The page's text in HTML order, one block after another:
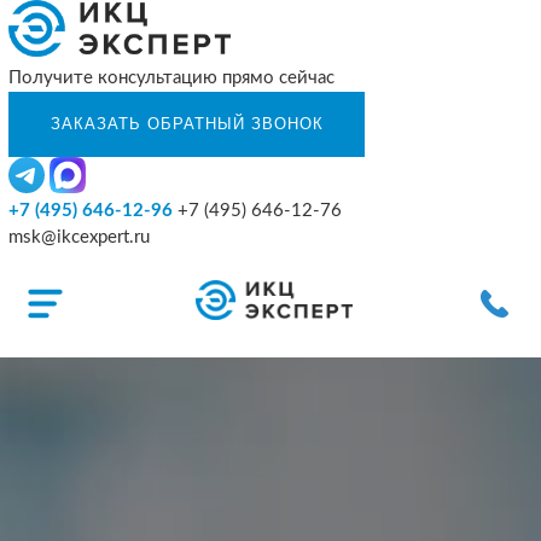
Получите консультацию прямо сейчас
+7 (495) 646-12-96 +7 (495) 646-12-76
msk@ikcexpert.ru